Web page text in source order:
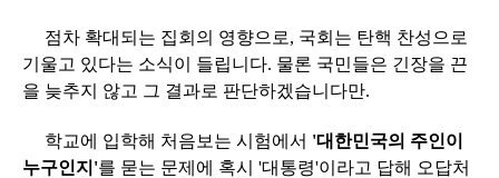
점차 확대되는 집회의 영향으로, 국회는 탄핵 찬성으로
기울고 있다는 소식이 들립니다. 물론 국민들은 긴장을 끈
을 늦추지 않고 그 결과로 판단하겠습니다만.
학교에 입학해 처음보는 시험에서 '대한민국의 주인이
누구인지'를 묻는 문제에 혹시 '대통령'이라고 답해 오답처